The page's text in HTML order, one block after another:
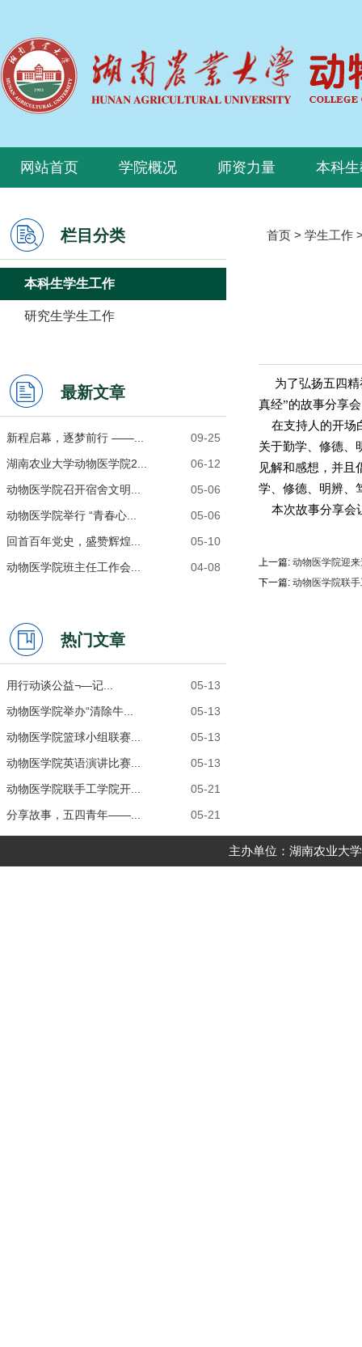
网站首页 学院概况 师资力量 本科
栏目分类
本科生学生工作
研究生学生工作
最新文章
09-25
新程启幕，逐梦前行 ——...
06-12
湖南农业大学动物医学院2...
05-06
动物医学院召开宿舍文明...
05-06
动物医学院举行 “青春心...
05-10
回首百年党史，盛赞辉煌...
04-08
动物医学院班主任工作会...
热门文章
05-13
用行动谈公益¬—记...
05-13
动物医学院举办“清除牛...
05-13
动物医学院篮球小组联赛...
05-13
动物医学院英语演讲比赛...
05-21
动物医学院联手工学院开...
05-21
分享故事，五四青年——...
首页 > 学生工作
为了弘扬五四
真经”的故事分享
在支持人的开场
关于勤学、修德、
见解和感想，并且
学、修德、明辨、
本次故事分享会
上一篇: 动物医学院迎
下一篇: 动物医学院联
主办单位：湖南农业大